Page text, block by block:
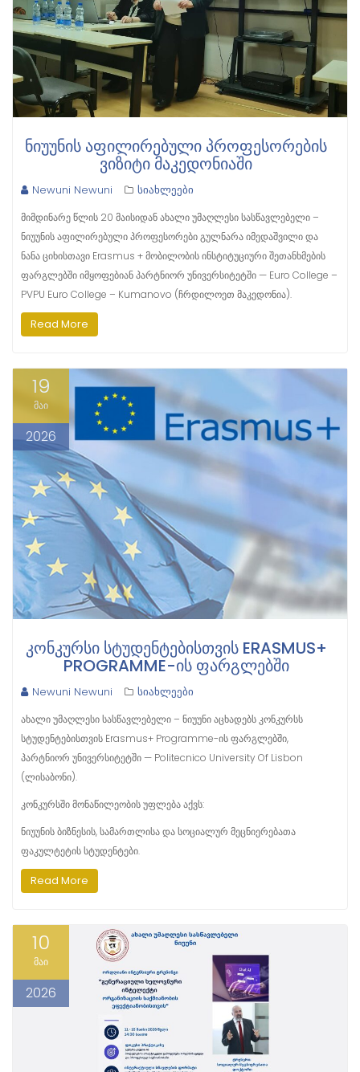
ᲜᲘᲣᲣᲜᲘᲡ ᲐᲤᲘᲚᲘᲠᲔᲑᲣᲚᲘ ᲞᲠᲝᲤᲔᲡᲝᲠᲔᲑᲘᲡ
ᲕᲘᲖᲘᲢᲘ ᲛᲐᲙᲔᲓᲝᲜᲘᲐᲨᲘ
Newuni Newuni სიახლეები
მიმდინარე წლის 20 მაისიდან ახალი უმაღლესი სასწავლებელი –
ნიუუნის აფილირებული პროფესორები გულნარა იმედაშვილი და
ნანა ციხისთავი Erasmus + მობილობის ინსტიტუციური შეთანხმების
ფარგლებში იმყოფებიან პარტნიორ უნივერსიტეტში — Euro College –
PVPU Euro College – Kumanovo (ჩრდილოეთ მაკედონია).
Read More
19
მაი
2026
ᲙᲝᲜᲙᲣᲠᲡᲘ ᲡᲢᲣᲓᲔᲜᲢᲔᲑᲘᲡᲗᲕᲘᲡ ERASMUS+
PROGRAMME-ᲘᲡ ᲤᲐᲠᲒᲚᲔᲑᲨᲘ
Newuni Newuni სიახლეები
ახალი უმაღლესი სასწავლებელი – ნიუუნი აცხადებს კონკურსს
სტუდენტებისთვის Erasmus+ Programme-ის ფარგლებში,
პარტნიორ უნივერსიტეტში — Politecnico University Of Lisbon
(ლისაბონი).
კონკურსში მონაწილეობის უფლება აქვს:
ნიუუნის ბიზნესის, სამართლისა და სოციალურ მეცნიერებათა
ფაკულტეტის სტუდენტები.
Read More
10
მაი
2026